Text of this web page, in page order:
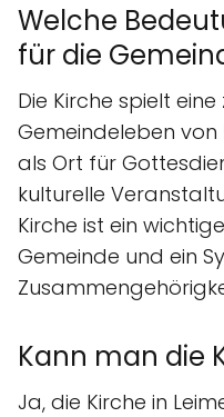
Welche
für die
Die Kirche spielt
Gemeindeleben von
als Ort für
kulturelle
Kirche ist ein
Gemeinde und ein
Kann man die
Ja, die Kirche in